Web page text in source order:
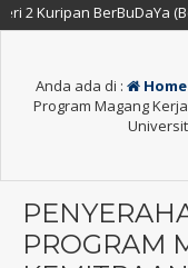
BerBuDaYa (Bersih,
Anda ada di : Home
Program Magang
PROGRAM